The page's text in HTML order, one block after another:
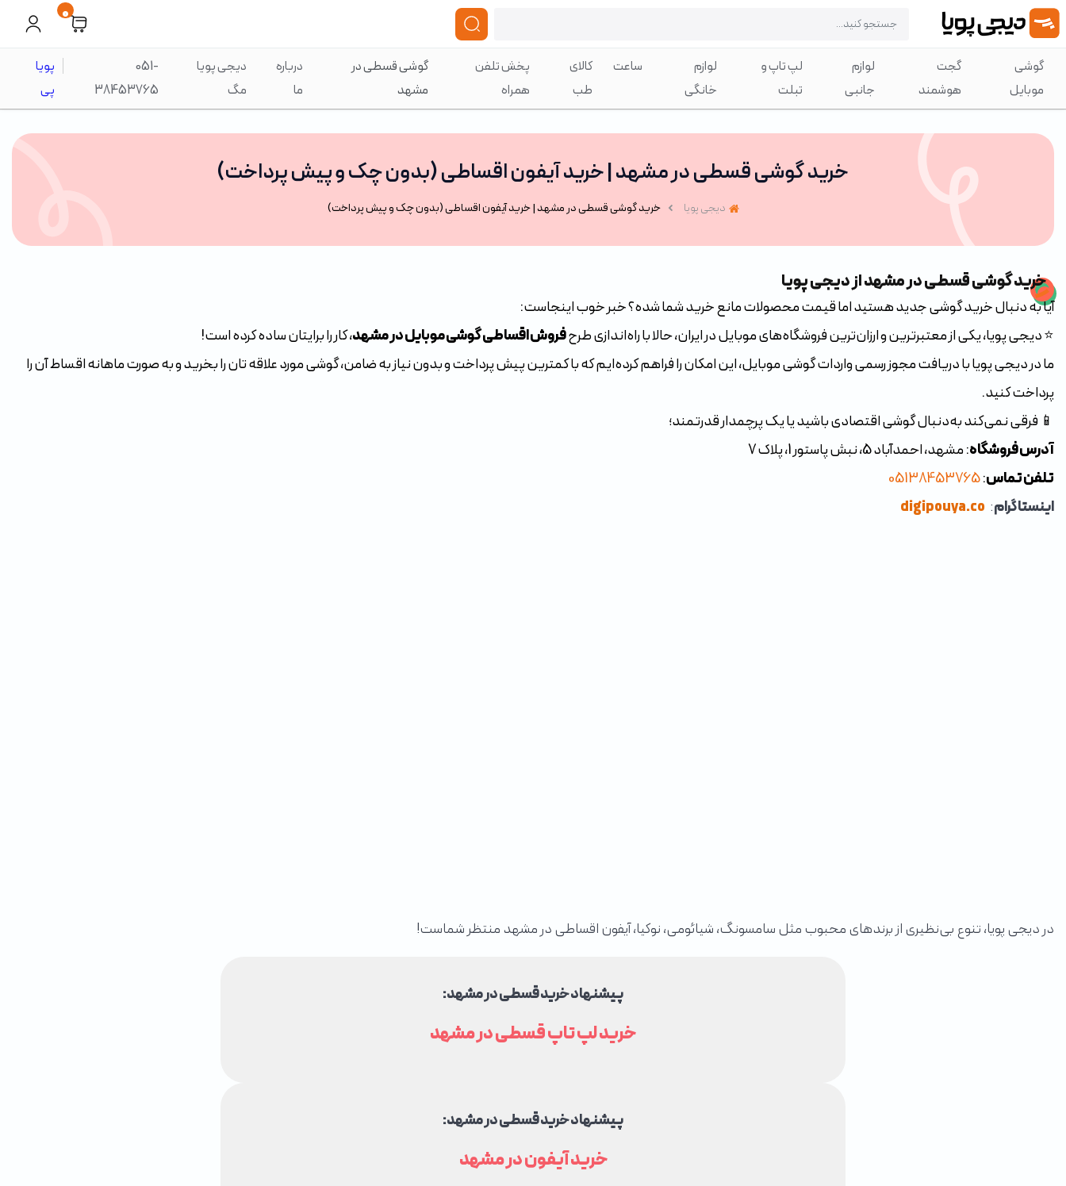
0
گوشی
موبایل
گجت
هوشمند
لوازم
جانبی
لپ تاپ و
تبلت
لوازم
خانگی
ساعت
کالای
طب
پخش تلفن
همراه
گوشی قسطی در
مشهد
درباره
ما
دیجی پویا
مگ
051-
38453765
پویا
پی
خرید گوشی قسطی در مشهد | خرید آیفون اقساطی (بدون چک و پیش پرداخت)
دیجی پویا خرید گوشی قسطی در مشهد | خرید آیفون اقساطی (بدون چک و پیش پرداخت)
خرید گوشی قسطی در مشهد از دیجی پویا
آیا به‌ دنبال خرید گوشی جدید هستید اما قیمت‌ محصولات مانع خرید شما شده؟ خبر خوب اینجاست:
⭐ دیجی پویا، یکی از معتبرترین و ارزان‌ترین فروشگاه‌های موبایل در ایران، حالا با راه‌اندازی طرحفروش اقساطی گوشی موبایل در مشهد، کار را برایتان ساده کرده است!
ما در دیجی پویا با دریافت مجوز رسمی واردات گوشی موبایل، این امکان را فراهم کرده‌ایم که با کمترین پیش‌ پرداخت و بدون نیاز به ضامن، گوشی مورد علاقه‌ تان را بخرید و به‌ صورت ماهانه اقساط آن را
پرداخت کنید.
📱 فرقی نمی‌کند به‌دنبال گوشی اقتصادی باشید یا یک پرچمدار قدرتمند؛
آدرس فروشگاه: مشهد، احمدآباد 5، نبش پاستور 1، پلاک 7
تلفن تماس:
05138453765
اینستاگرام:
digipouya.co
در دیجی پویا، تنوع بی‌نظیری از برندهای محبوب مثل سامسونگ، شیائومی، نوکیا، آیفون اقساطی در مشهد منتظر شماست!
پیشنهاد خرید قسطی در مشهد:
خرید لپ تاپ قسطی در مشهد
پیشنهاد خرید قسطی در مشهد:
خرید آیفون در مشهد